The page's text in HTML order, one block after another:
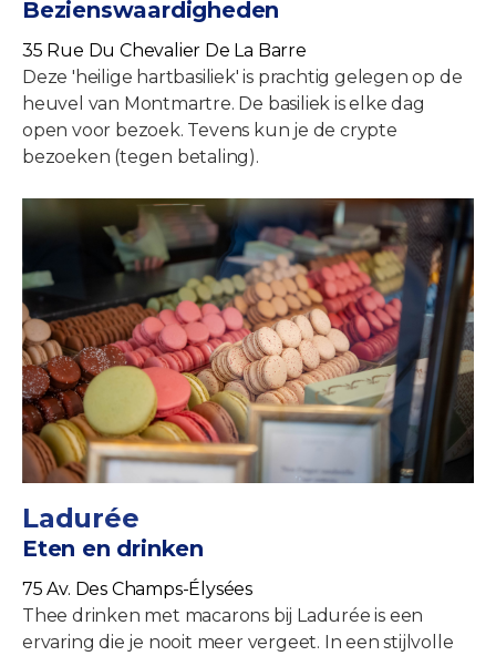
Bezienswaardigheden
35 Rue Du Chevalier De La Barre
Deze 'heilige hartbasiliek' is prachtig gelegen op de
heuvel van Montmartre. De basiliek is elke dag
open voor bezoek. Tevens kun je de crypte
bezoeken (tegen betaling).
Ladurée
Eten en drinken
75 Av. Des Champs-Élysées
Thee drinken met macarons bij Ladurée is een
ervaring die je nooit meer vergeet. In een stijlvolle